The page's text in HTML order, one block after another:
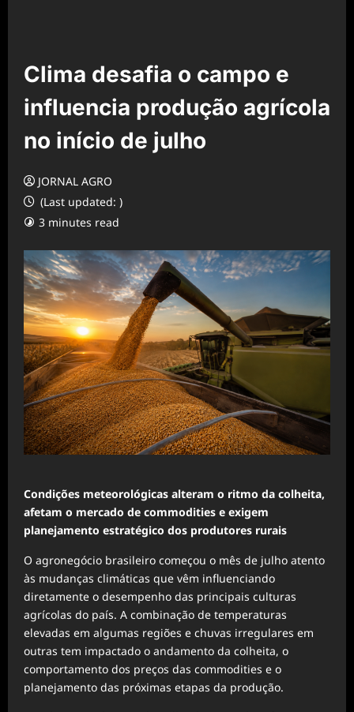
Clima desafia o campo e
influencia produção agrícola
no início de julho
JORNAL AGRO
(Last updated: )
3 minutes read
Condições meteorológicas alteram o ritmo da colheita,
afetam o mercado de commodities e exigem
planejamento estratégico dos produtores rurais
O agronegócio brasileiro começou o mês de julho atento
às mudanças climáticas que vêm influenciando
diretamente o desempenho das principais culturas
agrícolas do país. A combinação de temperaturas
elevadas em algumas regiões e chuvas irregulares em
outras tem impactado o andamento da colheita, o
comportamento dos preços das commodities e o
planejamento das próximas etapas da produção.